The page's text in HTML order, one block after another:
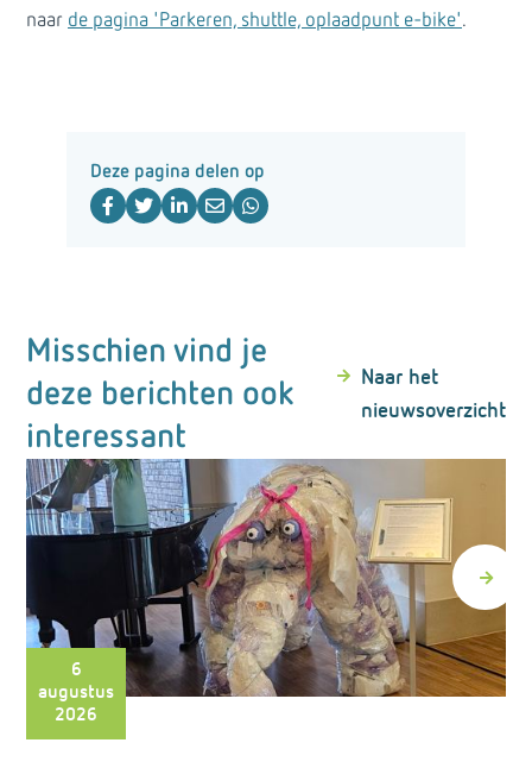
naar de pagina 'Parkeren, shuttle, oplaadpunt e-bike'.
Deze pagina delen op
Misschien vind je
deze berichten ook
interessant
Naar het
nieuwsoverzicht
6
augustus
2026